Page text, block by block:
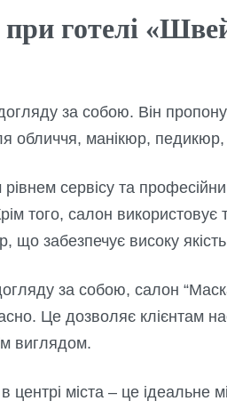
готелі
за собою. Він
обличчя, манікюр, педикюр,
сервісу та
того, салон використовує
забезпечує високу якість
за собою, салон
Це дозволяє клієнтам
виглядом.
центрі міста – це ідеальне